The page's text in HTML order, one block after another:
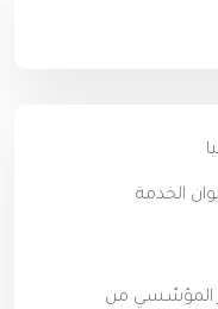
الخدمة
المؤسّسي من